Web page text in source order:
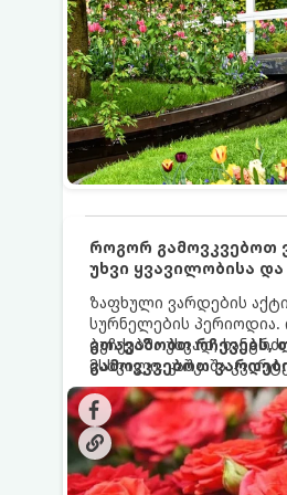
როგორ გამოვკვებოთ
უხვი ყვავილობისა
ზაფხული ვარდების
სურნელების პერიოდია.
ბუჩქებმა უხვად,
მსხვილი, კაშკაშა
რეგულარული და სწორი
სჭირდებათ. ზაფხულის
მოთხოვნილებები
მნიშვნელოვანია
გამოიყენება ამ დროს.
გთავაზობთ
გამოვკვებოთ
საუკეთესო შედეგის